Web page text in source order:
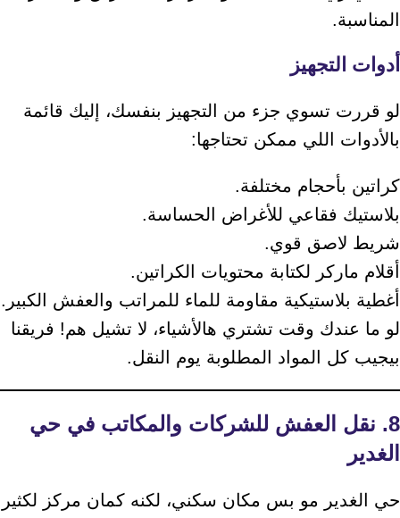
المناسبة.
أدوات التجهيز
لو قررت تسوي جزء من التجهيز بنفسك، إليك قائمة
بالأدوات اللي ممكن تحتاجها:
كراتين بأحجام مختلفة.
بلاستيك فقاعي للأغراض الحساسة.
شريط لاصق قوي.
أقلام ماركر لكتابة محتويات الكراتين.
أغطية بلاستيكية مقاومة للماء للمراتب والعفش الكبير.
لو ما عندك وقت تشتري هالأشياء، لا تشيل هم! فريقنا
بيجيب كل المواد المطلوبة يوم النقل.
8. نقل العفش للشركات والمكاتب في حي
الغدير
حي الغدير مو بس مكان سكني، لكنه كمان مركز لكثير